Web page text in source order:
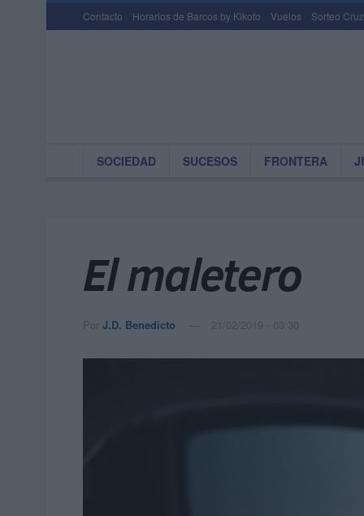
Contacto Horarios de Barcos by Kikoto Vuelos Sorteo
SOCIEDAD SUCESOS FRONTERA
El maletero
Por J.D. Benedicto 21/02/2019 - 03:30